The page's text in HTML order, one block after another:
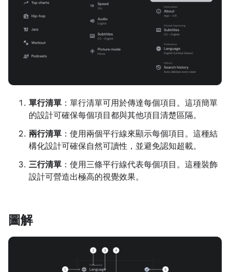
單行清單 ：單行清單可用於傳達每個項目。這項簡單
的設計可確保每個項目都與其他項目清楚區隔。
兩行清單 ：使用兩個平行線來顯示每個項目。這種結
構化設計可確保自然可讀性，並避免認知超載。
三行清單 ：使用三條平行線代表每個項目。這種裝飾
設計可營造出極高的視覺效果。
圖解